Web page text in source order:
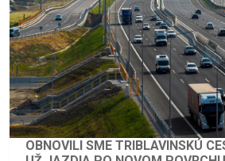
OBNOVILI SME TRIBLAVINSKÚ